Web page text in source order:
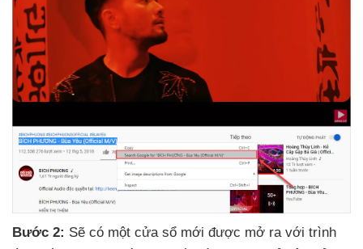
Bước 2: Sẽ có một cửa sổ mới được mở ra với trình